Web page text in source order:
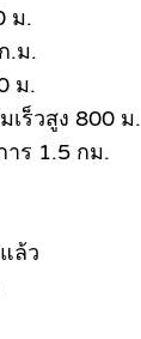
ม.
.ม.
ม.
เร็วสูง 800 ม.
าร 1.5 กม.
ล้ว